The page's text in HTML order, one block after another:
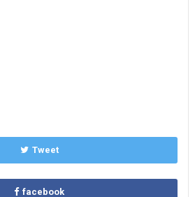
Tweet
facebook